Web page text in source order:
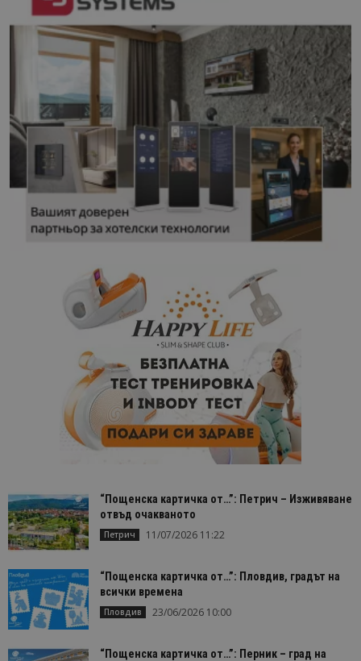
“Пощенска картичка от…”: Петрич – Изживяване
отвъд очакваното
Петрич 11/07/2026 11:22
“Пощенска картичка от…”: Пловдив, градът на
всички времена
Пловдив 23/06/2026 10:00
“Пощенска картичка от…”: Перник – град на